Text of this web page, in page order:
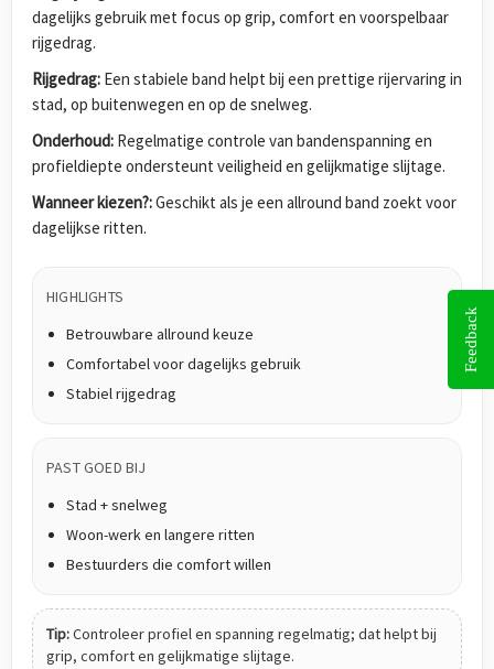
dagelijks gebruik met focus op grip, comfort en voorspelbaar
rijgedrag.
Rijgedrag: Een stabiele band helpt bij een prettige rijervaring in
stad, op buitenwegen en op de snelweg.
Onderhoud: Regelmatige controle van bandenspanning en
profieldiepte ondersteunt veiligheid en gelijkmatige slijtage.
Wanneer kiezen?:Geschikt als je een allround band zoekt voor
dagelijkse ritten.
HIGHLIGHTS
Betrouwbare allround keuze
Comfortabel voor dagelijks gebruik
Stabiel rijgedrag
PAST GOED BIJ
Stad + snelweg
Woon-werk en langere ritten
Bestuurders die comfort willen
Tip:Controleer profiel en spanning regelmatig; dat helpt bij
grip, comfort en gelijkmatige slijtage.
Feedback